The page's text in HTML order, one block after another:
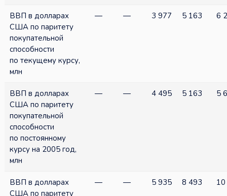
ВВП в долларах
США по паритету
покупательной
способности
по текущему курсу,
млн
— — 3 977 5 163 6
ВВП в долларах
США по паритету
покупательной
способности
по постоянному
курсу на 2005 год,
млн
— — 4 495 5 163 5
ВВП в долларах
США по паритету
— — 5 935 8 493